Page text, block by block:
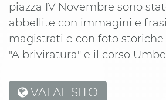
piazza IV Novembre sono
abbellite con immagini e
magistrati e con foto
"A briviratura" e il corso
VAI AL SITO